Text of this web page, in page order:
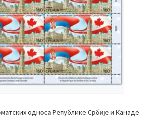
односа Републике Србије и Канаде